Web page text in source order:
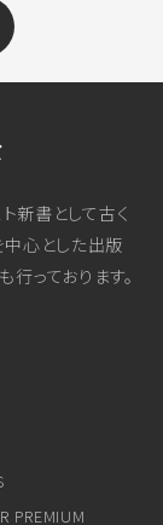
新書として古く
心とした出版
行っております。
PREMIUM